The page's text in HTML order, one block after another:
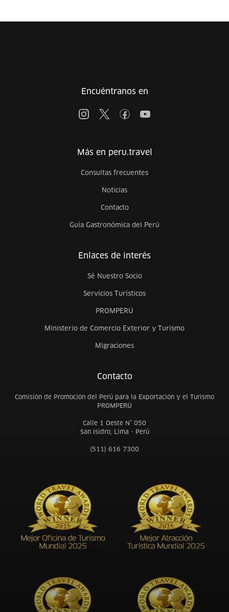
Encuéntranos en
Más en peru.travel
Consultas frecuentes
Noticias
Contacto
Guía Gastronómica del Perú
Enlaces de interés
Sé Nuestro Socio
Servicios Turísticos
PROMPERÚ
Ministerio de Comercio Exterior y Turismo
Migraciones
Contacto
Comisión de Promoción del Perú para la Exportación y el Turismo
PROMPERÚ
Calle 1 Oeste N° 050
San Isidro, Lima - Perú
(511) 616 7300